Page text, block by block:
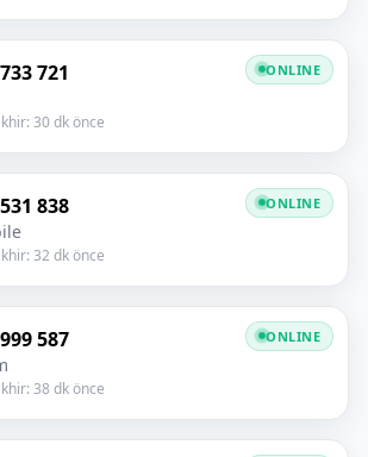
721
30 dk önce
ONLINE
838
32 dk önce
ONLINE
587
38 dk önce
ONLINE